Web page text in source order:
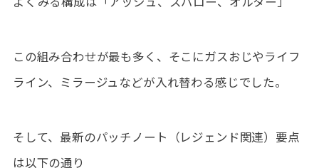
この組み合わせが最も多く、そこにガスおじやライフ
ライン、ミラージュなどが入れ替わる感じでした。
そして、最新のパッチノート（レジェンド関連）要点
は以下の通り